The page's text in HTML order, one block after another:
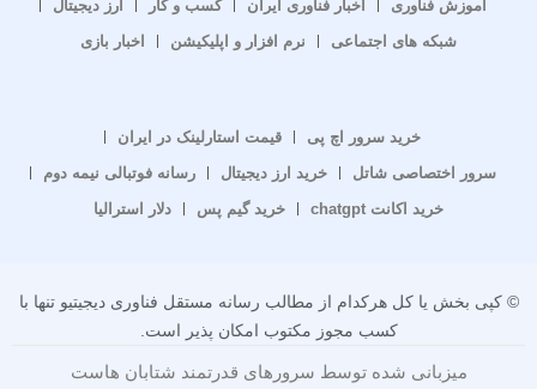
آموزش فناوری اخبار فناوری ایران کسب و کار
ارز دیجیتال
شبکه های اجتماعی
نرم افزار و اپلیکیشن اخبار بازی
خرید سرور اچ پی
قیمت استارلینک در ایران
سرور اختصاصی شاتل
خرید ارز دیجیتال
رسانه فوتبالی نیمه دوم
خرید اکانت chatgpt
خرید گیم پس دلار استرالیا
© کپی بخش یا کل هرکدام از مطالب رسانه مستقل فناوری دیجیتیو تنها با
کسب مجوز مکتوب امکان پذیر است.
میزبانی شده توسط سرورهای قدرتمند شتابان هاست